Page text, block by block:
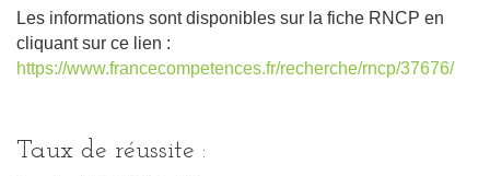
Les informations sont disponibles sur la fiche RNCP en
cliquant sur ce lien :
https://www.francecompetences.fr/recherche/rncp/37676/
Taux de réussite :